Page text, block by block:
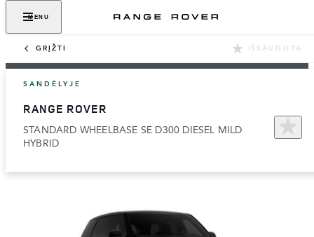
MENU
GRĮŽTI IŠSAUGOTA
SANDĖLYJE
RANGE ROVER
STANDARD WHEELBASE SE D300 DIESEL MILD
HYBRID